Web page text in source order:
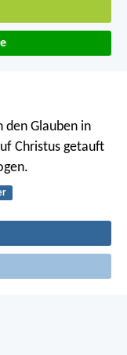
den Glauben in
Christus getauft